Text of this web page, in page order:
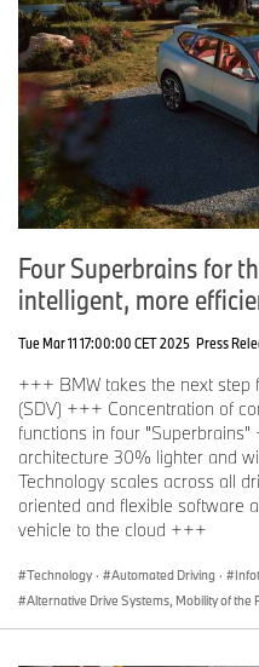
Four Superbrains for
intelligent, more
Tue Mar 11 17:00:00 CET 2025 Press
+++ BMW takes the next step
(SDV) +++ Concentration of
functions in four
architecture 30% lighter and
Technology scales across all
oriented and flexible software
vehicle to the cloud +++
Technology · Automated Driving ·
Alternative Drive Systems, Mobility of the